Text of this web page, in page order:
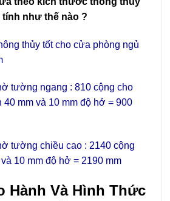
như thế nào ?
thủy tốt cho cửa phòng ngủ
tường ngang : 810 cộng cho
40 mm và 10 mm độ hở = 900
tường chiều cao : 2140 cộng
10 mm độ hở = 2190 mm
Hành Và Hình Thức